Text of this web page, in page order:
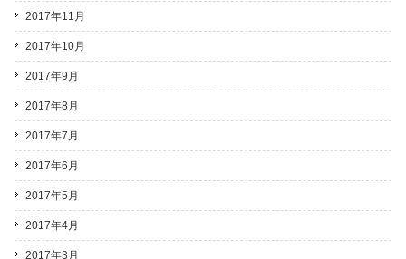
2017年11月
2017年10月
2017年9月
2017年8月
2017年7月
2017年6月
2017年5月
2017年4月
2017年3月